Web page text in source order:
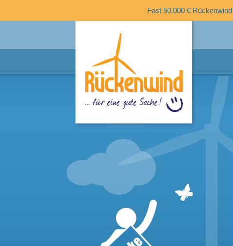
Fast 50.000 €